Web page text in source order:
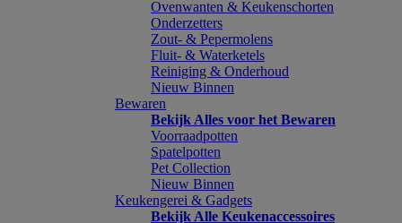
Ovenwanten & Keukenschorten
Onderzetters
Zout- & Pepermolens
Fluit- & Waterketels
Reiniging & Onderhoud
Nieuw Binnen
Bewaren
Bekijk Alles voor het Bewaren
Voorraadpotten
Spatelpotten
Pet Collection
Nieuw Binnen
Keukengerei & Gadgets
Bekijk Alle Keukenaccessoires